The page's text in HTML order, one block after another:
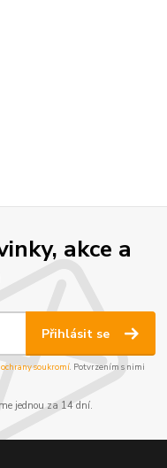
akce a
Přihlásit se
soukromí. Potvrzením s nimi
jednou za 14 dní.